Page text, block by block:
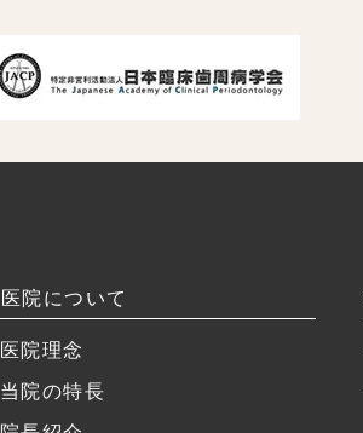
医院について
医院理念
当院の特長